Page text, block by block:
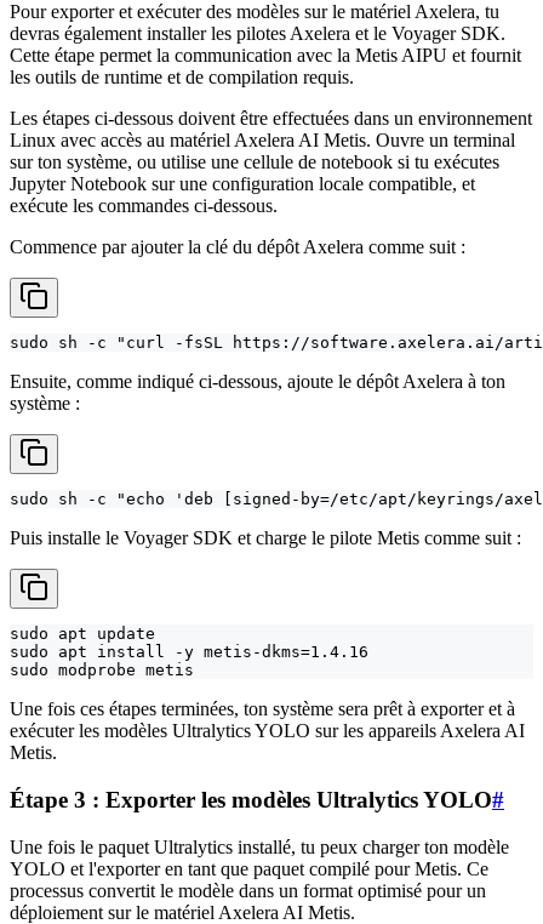
Pour exporter et exécuter des modèles sur le matériel Axelera, tu
devras également installer les pilotes Axelera et le Voyager SDK.
Cette étape permet la communication avec la Metis AIPU et fournit
les outils de runtime et de compilation requis.
Les étapes ci-dessous doivent être effectuées dans un environnement
Linux avec accès au matériel Axelera AI Metis. Ouvre un terminal
sur ton système, ou utilise une cellule de notebook si tu exécutes
Jupyter Notebook sur une configuration locale compatible, et
exécute les commandes ci-dessous.
Commence par ajouter la clé du dépôt Axelera comme suit :
sudo sh -c "curl -fsSL https://software.axelera.ai/
Ensuite, comme indiqué ci-dessous, ajoute le dépôt Axelera à ton
système :
sudo sh -c "echo 'deb [signed-by=/etc/apt/keyrings/
Puis installe le Voyager SDK et charge le pilote Metis comme suit :
sudo apt update
sudo apt install -y metis-dkms=1.4.16
sudo modprobe metis
Une fois ces étapes terminées, ton système sera prêt à exporter et à
exécuter les modèles Ultralytics YOLO sur les appareils Axelera AI
Metis.
Étape 3 : Exporter les modèles Ultralytics YOLO#
Une fois le paquet Ultralytics installé, tu peux charger ton modèle
YOLO et l'exporter en tant que paquet compilé pour Metis. Ce
processus convertit le modèle dans un format optimisé pour un
déploiement sur le matériel Axelera AI Metis.